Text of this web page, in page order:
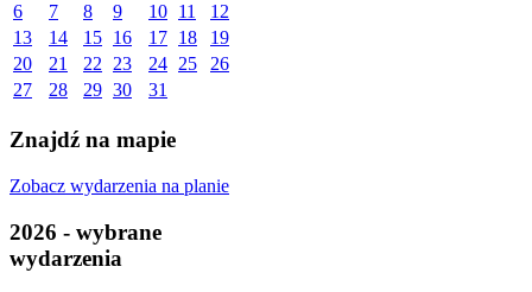
6
7 8 9 10 11
12
13
14 15 16 17 18
19
20
21 22 23 24 25
26
27
28 29 30 31
Znajdź na mapie
Zobacz wydarzenia na planie
2026 - wybrane
wydarzenia